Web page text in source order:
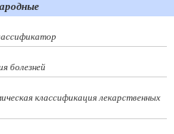
болезней
классификация лекарственных